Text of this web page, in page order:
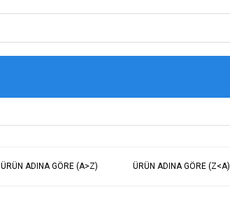
ÜRÜN ADINA GÖRE (A>Z) ÜRÜN ADINA GÖRE (Z<A)